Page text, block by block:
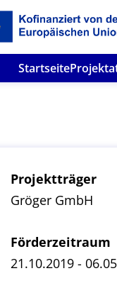
Startseite
Projektträger
Gröger GmbH
Förderzeitraum
21.10.2019 -